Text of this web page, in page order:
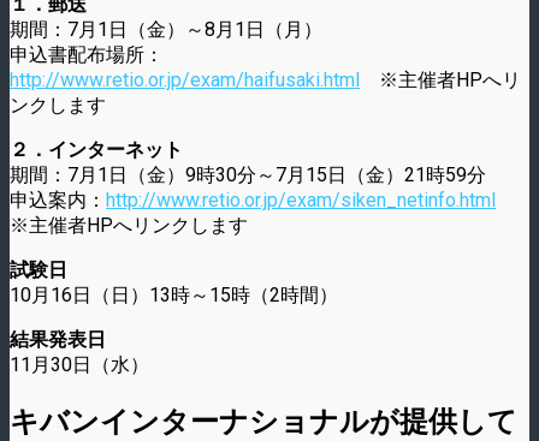
期間：7月1日（金）～8月1日（月）
申込書配布場所：
http://www.retio.or.jp/exam/haifusaki.html ※主催者HPへリ
ンクします
２．インターネット
期間：7月1日（金）9時30分～7月15日（金）21時59分
申込案内： http://www.retio.or.jp/exam/siken_netinfo.html
※主催者HPへリンクします
試験日
10月16日（日）13時～15時（2時間）
結果発表日
11月30日（水）
キバンインターナショナルが提供して